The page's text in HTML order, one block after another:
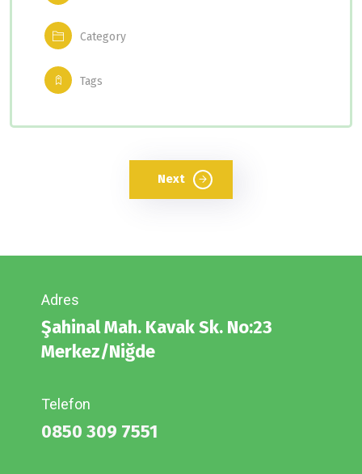
Category
Tags
Next
Adres
Şahinal Mah. Kavak Sk. No:23
Merkez/Niğde
Telefon
0850 309 7551